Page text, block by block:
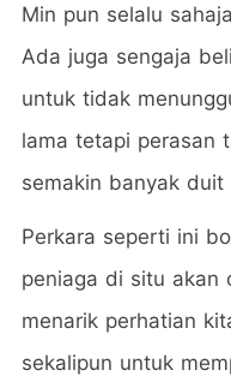
Min pun selalu
Ada juga sengaja
untuk tidak
lama tetapi perasan
semakin banyak duit
Perkara seperti ini
peniaga di situ akan
menarik perhatian
sekalipun untuk